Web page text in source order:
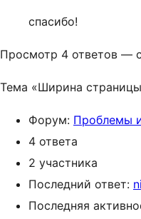
спасибо!
Просмотр 4 ответов —
Тема «Ширина
Форум: Проблемы
4 ответа
2 участника
Последний ответ:
Последняя